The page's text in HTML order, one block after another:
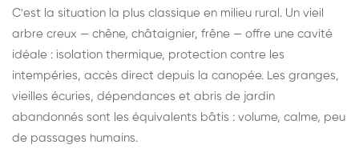
C'est la situation la plus classique en milieu rural. Un vieil
arbre creux — chêne, châtaignier, frêne — offre une cavité
idéale : isolation thermique, protection contre les
intempéries, accès direct depuis la canopée. Les granges,
vieilles écuries, dépendances et abris de jardin
abandonnés sont les équivalents bâtis : volume, calme, peu
de passages humains.